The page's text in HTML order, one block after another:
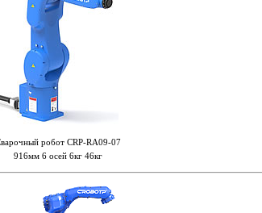
робот CRP-RA09-07
916мм 6 осей 6кг 46кг